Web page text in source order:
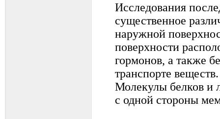
Исследования
существенное
наружной
поверхности
гормонов, а также
транспорте
Молекулы белков и
с одной стороны